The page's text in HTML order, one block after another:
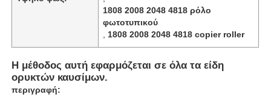
1808 2008 2048 4818 ρόλο
φωτοτυπικού
1808 2008 2048 4818 copier roller
Η μέθοδος αυτή εφαρμόζεται σε όλα τα είδη
ορυκτών καυσίμων.
περιγραφή: